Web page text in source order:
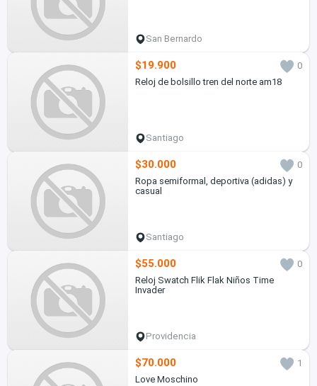
San Bernardo
$19.900
0
Reloj de bolsillo tren del norte am18
Santiago
$30.000
0
Ropa semiformal, deportiva (adidas) y
casual
Santiago
$55.000
0
Reloj Swatch Flik Flak Niños Time
Invader
Providencia
$70.000
1
Love Moschino